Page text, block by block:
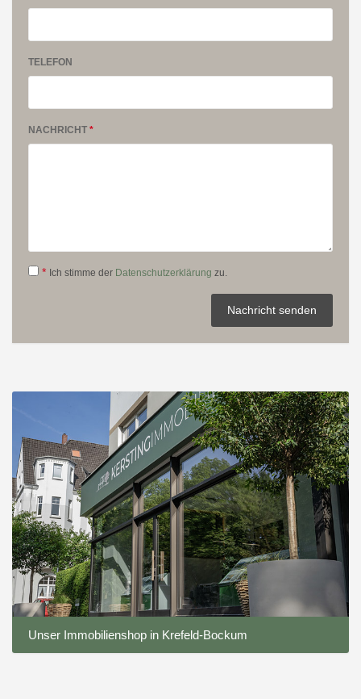
TELEFON
NACHRICHT *
* Ich stimme der Datenschutzerklärung zu.
Nachricht senden
Unser Immobilienshop in Krefeld-Bockum